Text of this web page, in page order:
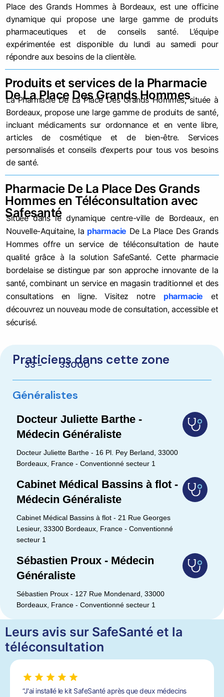
Place des Grands Hommes à Bordeaux, est une officine
dynamique qui propose une large gamme de produits
pharmaceutiques et de conseils santé. L’équipe
expérimentée est disponible du lundi au samedi pour
répondre aux besoins de la clientèle.
Produits et services de la Pharmacie
De La Place Des Grands Hommes
La Pharmacie De La Place Des Grands Hommes, située à
Bordeaux, propose une large gamme de produits de santé,
incluant médicaments sur ordonnance et en vente libre,
articles de cosmétique et de bien-être. Services
personnalisés et conseils d’experts pour tous vos besoins
de santé.
Pharmacie De La Place Des Grands
Hommes en Téléconsultation avec
Safesanté
Située dans le dynamique centre-ville de Bordeaux, en
Nouvelle-Aquitaine, la pharmacie De La Place Des Grands
Hommes offre un service de téléconsultation de haute
qualité grâce à la solution SafeSanté. Cette pharmacie
bordelaise se distingue par son approche innovante de la
santé, combinant un service en magasin traditionnel et des
consultations en ligne. Visitez notre pharmacie et
découvrez un nouveau mode de consultation, accessible et
sécurisé.
Praticiens dans cette zone
33 - 33000
Généralistes
Docteur Juliette Barthe -
Médecin Généraliste
Docteur Juliette Barthe - 16 Pl. Pey Berland, 33000
Bordeaux, France - Conventionné secteur 1
Cabinet Médical Bassins à flot -
Médecin Généraliste
Cabinet Médical Bassins à flot - 21 Rue Georges
Lesieur, 33300 Bordeaux, France - Conventionné
secteur 1
Sébastien Proux - Médecin
Généraliste
Sébastien Proux - 127 Rue Mondenard, 33000
Bordeaux, France - Conventionné secteur 1
Leurs avis sur SafeSanté et la
téléconsultation
“J'ai installé le kit SafeSanté après que deux médecins